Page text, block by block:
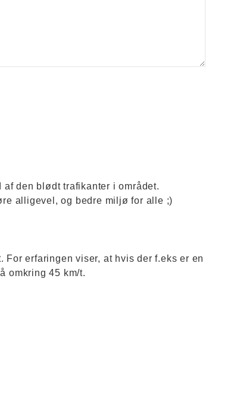
erfaringen viser, at hvis der f.eks er en
omkring 45 km/t.
den blødt trafikanter i området.
alligevel, og bedre miljø for alle ;)